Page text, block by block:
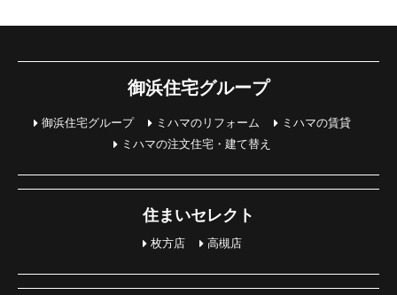
御浜住宅グループ
御浜住宅グループ ミハマのリフォーム
ミハマの賃貸
ミハマの注文住宅・建て替え
住まいセレクト
枚方店 高槻店